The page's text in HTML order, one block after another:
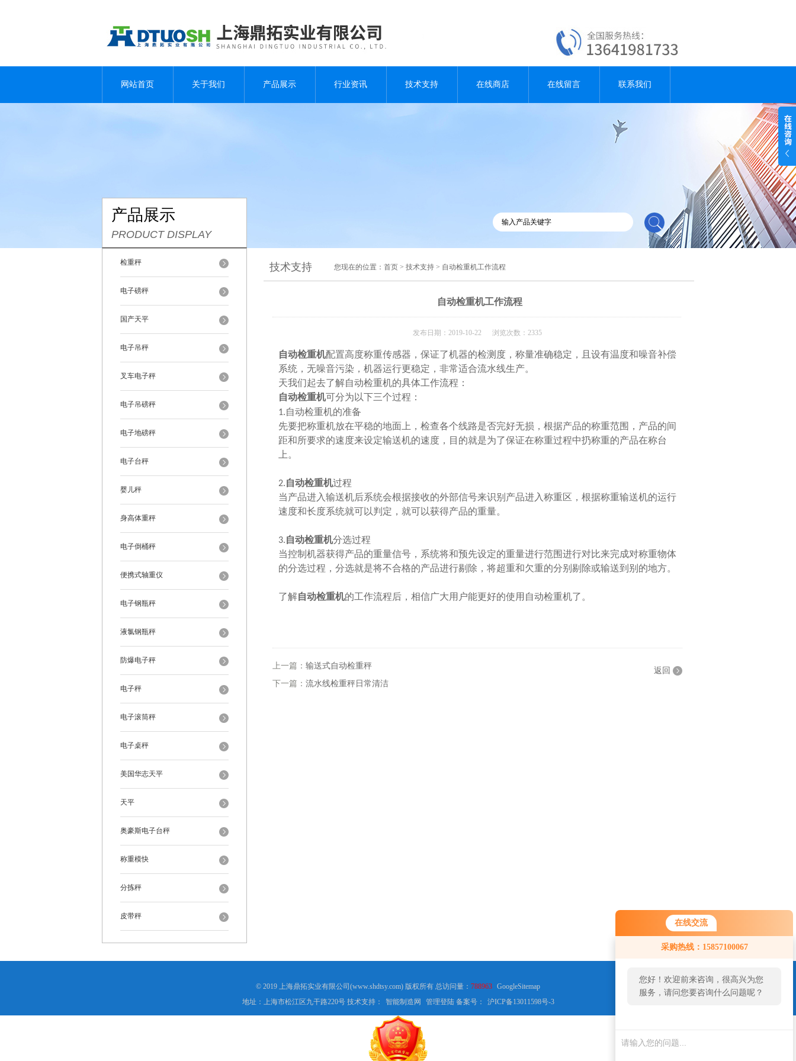
在线交流
采购热线：15857100067
您好！欢迎前来咨询，很高兴为您
服务，请问您要咨询什么问题呢？
网站首页 关于我们 产品展示 行业资讯 技术支持 在线商店 在线留言 联系我们
产品展示
PRODUCT DISPLAY
检重秤
电子磅秤
国产天平
电子吊秤
叉车电子秤
电子吊磅秤
电子地磅秤
电子台秤
婴儿秤
身高体重秤
电子倒桶秤
便携式轴重仪
电子钢瓶秤
液氯钢瓶秤
防爆电子秤
电子秤
电子滚筒秤
电子桌秤
美国华志天平
天平
奥豪斯电子台秤
称重模快
分拣秤
皮带秤
技术支持 您现在的位置： 首页 > 技术支持 > 自动检重机工作流程
自动检重机工作流程
发布日期：2019-10-22 浏览次数：2335
自动检重机配置高度称重传感器，保证了机器的检测度，称量准确稳定，且设有温度和噪音补偿
系统，无噪音污染，机器运行更稳定，非常适合流水线生产。
天我们起去了解自动检重机的具体工作流程：
自动检重机可分为以下三个过程：
1.自动检重机的准备
先要把称重机放在平稳的地面上，检查各个线路是否完好无损，根据产品的称重范围，产品的间
距和所要求的速度来设定输送机的速度，目的就是为了保证在称重过程中扔称重的产品在称台
上。
2. 自动检重机过程
当产品进入输送机后系统会根据接收的外部信号来识别产品进入称重区，根据称重输送机的运行
速度和长度系统就可以判定，就可以获得产品的重量。
3. 自动检重机分选过程
当控制机器获得产品的重量信号，系统将和预先设定的重量进行范围进行对比来完成对称重物体
的分选过程，分选就是将不合格的产品进行剔除，将超重和欠重的分别剔除或输送到别的地方。
了解 自动检重机的工作流程后，相信广大用户能更好的使用自动检重机了。
上一篇： 输送式自动检重秤
下一篇： 流水线检重秤日常清洁
返回
© 2019 上海鼎拓实业有限公司(www.shdtsy.com) 版权所有 总访问量： 788963 GoogleSitemap
地址：上海市松江区九干路220号 技术支持：
智能制造网 管理登陆备案号： 沪ICP备13011598号-3